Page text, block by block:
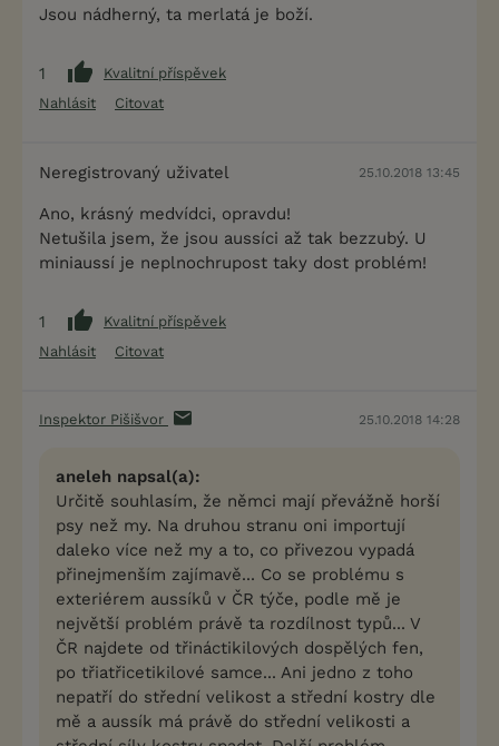
Jsou nádherný, ta merlatá je boží.
1
Kvalitní příspěvek
Nahlásit
Citovat
Neregistrovaný uživatel 25.10.2018 13:45
Ano, krásný medvídci, opravdu!
Netušila jsem, že jsou aussíci až tak bezzubý. U
miniaussí je neplnochrupost taky dost problém!
1
Kvalitní příspěvek
Nahlásit
Citovat
Inspektor Pišišvor 25.10.2018 14:28
aneleh napsal(a):
Určitě souhlasím, že němci mají převážně horší
psy než my. Na druhou stranu oni importují
daleko více než my a to, co přivezou vypadá
přinejmenším zajímavě... Co se problému s
exteriérem aussíků v ČR týče, podle mě je
největší problém právě ta rozdílnost typů... V
ČR najdete od třináctikilových dospělých fen,
po třiatřicetikilové samce... Ani jedno z toho
nepatří do střední velikost a střední kostry dle
mě a aussík má právě do střední velikosti a